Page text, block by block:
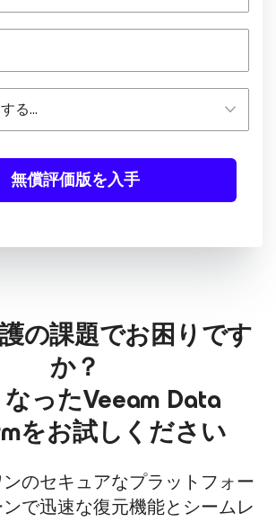
無償評価版を入手
の課題でお困りです
か？
ったVeeam Data
をお試しください
のセキュアなプラットフォー
で迅速な復元機能とシームレ